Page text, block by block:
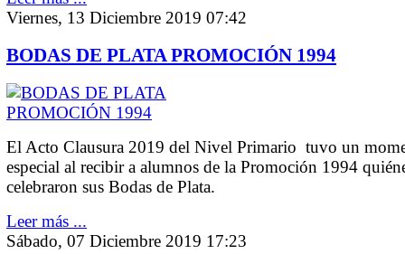
Viernes, 13 Diciembre 2019 07:42
BODAS DE PLATA PROMOCIÓN 1994
El Acto Clausura 2019 del Nivel Primario tuvo un
especial al recibir a alumnos de la Promoción 1994
celebraron sus Bodas de Plata.
Leer más ...
Sábado, 07 Diciembre 2019 17:23